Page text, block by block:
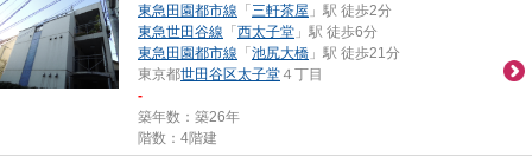
東急田園都市線 「三軒茶屋 」駅 徒歩2分
東急世田谷線 「西太子堂 」駅 徒歩6分
東急田園都市線 「池尻大橋 」駅 徒歩21分
東京都世田谷区太子堂 ４丁目
-
築年数：築26年
階数：4階建